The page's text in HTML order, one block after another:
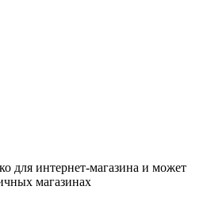
для интернет-магазина и может
магазинах